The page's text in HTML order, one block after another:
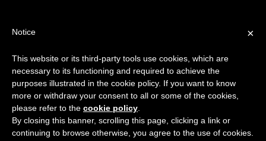
navigation
MENU
HOME
MAPA DE COMPETÊNCIAS TRANSMEDIA
ATIVIDADES DIDÁTICAS
Back
TIRANDO PARTIDO DAS COMPETÊNCIAS
TRANSMEDIA NA SALA DE AULA
×
Notice
This website or its third-party tools use cookies, which are
necessary to its functioning and required to achieve the
purposes illustrated in the cookie policy. If you want to know
more or withdraw your consent to all or some of the cookies,
please refer to the cookie policy
By closing this banner, scrolling this page, clicking a link or
continuing to browse otherwise, you agree to the use of cookies.